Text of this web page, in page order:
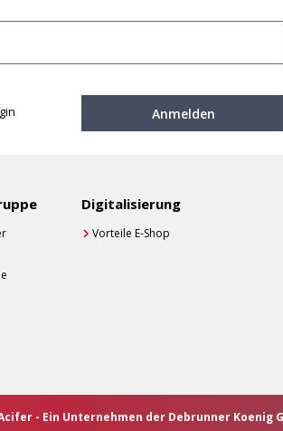
Anmelden
Digitalisierung
Vorteile E-Shop
- Ein Unternehmen der Debrunner Koenig